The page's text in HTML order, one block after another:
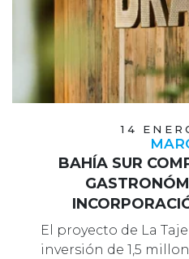
14
BAHÍA SUR
El proyecto de La
inversión de 1,5